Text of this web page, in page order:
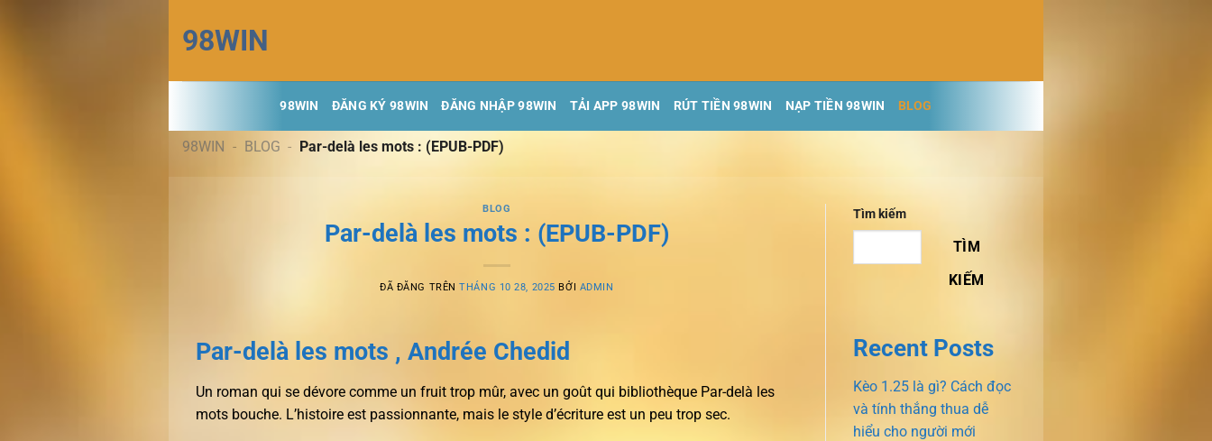
đến
nội
dung
98WIN
98WIN ĐĂNG KÝ 98WIN ĐĂNG NHẬP 98WIN TẢI APP 98WIN RÚT TIỀN 98WIN NẠP TIỀN 98WIN BLOG
98WIN - BLOG - Par-delà les mots : (EPUB-PDF)
BLOG
Par-delà les mots : (EPUB-PDF)
ĐÃ ĐĂNG TRÊNTHÁNG 10 28, 2025 BỞI ADMIN
Par-delà les mots , Andrée Chedid
Un roman qui se dévore comme un fruit trop mûr, avec un goût qui bibliothèque Par-delà les
mots bouche. L’histoire est passionnante, mais le style d’écriture est un peu trop sec.
Tìm kiếm
TÌM
KIẾM
Recent Posts
Kèo 1.25 là gì? Cách đọc
và tính thắng thua dễ
hiểu cho người mới